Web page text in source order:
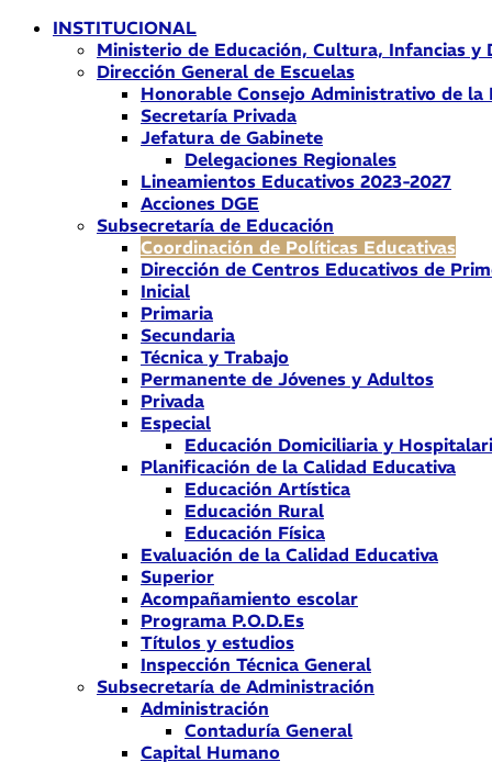
INSTITUCIONAL
Ministerio de Educación, Cultura, Infancias y
Dirección General de Escuelas
Honorable Consejo Administrativo de la
Secretaría Privada
Jefatura de Gabinete
Delegaciones Regionales
Lineamientos Educativos 2023-2027
Acciones DGE
Subsecretaría de Educación
Coordinación de Políticas Educativas
Dirección de Centros Educativos de
Inicial
Primaria
Secundaria
Técnica y Trabajo
Permanente de Jóvenes y Adultos
Privada
Especial
Educación Domiciliaria y
Planificación de la Calidad Educativa
Educación Artística
Educación Rural
Educación Física
Evaluación de la Calidad Educativa
Superior
Acompañamiento escolar
Programa P.O.D.Es
Títulos y estudios
Inspección Técnica General
Subsecretaría de Administración
Administración
Contaduría General
Capital Humano